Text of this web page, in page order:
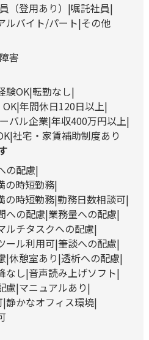
（登用あり）
嘱託社員
ルバイト/パート その他
害
験OK 転勤なし
年間休日120日以上
バル企業 年収400万円以上
社宅・家賃補助制度あり
の配慮
の時短勤務
の時短勤務 勤務日数相談可
への配慮 業務量への配慮
ルチタスクへの配慮
ール利用可 筆談への配慮
休憩室あり 透析への配慮
なし 音声読み上げソフト
慮 マニュアルあり
静かなオフィス環境